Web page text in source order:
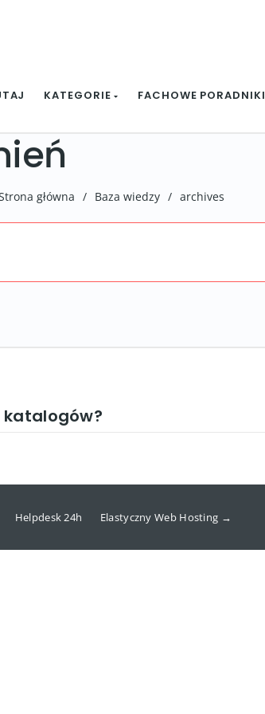
KATEGORIE FACHOWE PORADNIKI
główna / Baza wiedzy / archives
Helpdesk 24h Elastyczny Web Hosting →